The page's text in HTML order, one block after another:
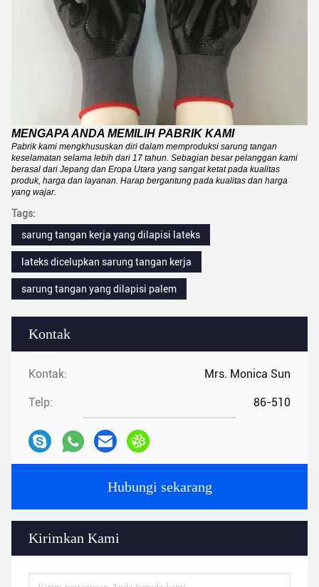
Kontak
Kontak: Mrs. Monica Sun
Telp: 86-510
Hubungi sekarang
Kirimkan Kami
MENGAPA ANDA MEMILIH PABRIK KAMI
Pabrik kami mengkhususkan diri dalam memproduksi sarung tangan
keselamatan selama lebih dari 17 tahun. Sebagian besar pelanggan kami
berasal dari Jepang dan Eropa Utara yang sangat ketat pada kualitas
produk, harga dan layanan. Harap bergantung pada kualitas dan harga
yang wajar.
Tags:
sarung tangan kerja yang dilapisi lateks
lateks dicelupkan sarung tangan kerja
sarung tangan yang dilapisi palem